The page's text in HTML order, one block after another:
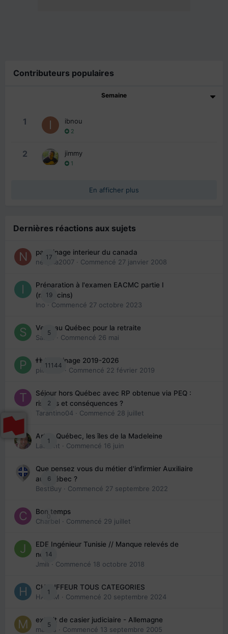
Contributeurs populaires
Semaine
1 ibnou
2
2 jimmy
1
En afficher plus
Dernières réactions aux sujets
17
parrainage interieur du canada
nedjma2007 · Commencé 27 janvier 2008
19
Préparation à l'examen EACMC partie I
(médecins)
Ino · Commencé 27 octobre 2023
5
Venir au Québec pour la retraite
Sab74
· Commencé 26 mai
11144
👬 Parrainage 2019-2026
piinoush · Commencé 22 février 2019
2
Séjour hors Québec avec RP obtenue via PEQ :
risques et conséquences ?
Tarantino04 · Commencé 28 juillet
1
Arte : Québec, les îles de la Madeleine
Laurent · Commencé 16 juin
6
Que pensez vous du métier d'infirmier Auxiliaire
au Québec ?
BestBuy · Commencé 27 septembre 2022
0
Bon temps
Charbel · Commencé 29 juillet
14
EDE Ingénieur Tunisie // Manque relevés de
note
Jmili · Commencé 18 octobre 2018
1
CHAUFFEUR TOUS CATEGORIES
HAZEM · Commencé 20 septembre 2024
5
extrait de casier judiciaire - Allemagne
maries · Commencé 13 septembre 2005